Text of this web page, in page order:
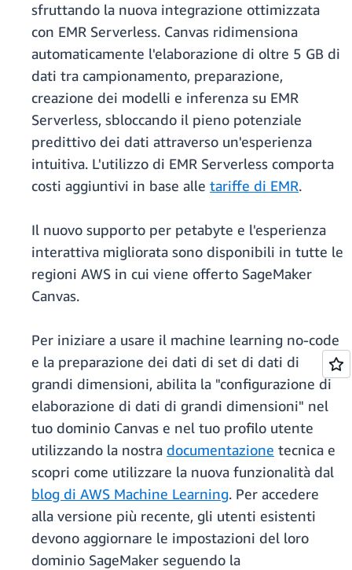
sfruttando la nuova integrazione ottimizzata
con EMR Serverless. Canvas ridimensiona
automaticamente l'elaborazione di oltre 5 GB di
dati tra campionamento, preparazione,
creazione dei modelli e inferenza su EMR
Serverless, sbloccando il pieno potenziale
predittivo dei dati attraverso un'esperienza
intuitiva. L'utilizzo di EMR Serverless comporta
costi aggiuntivi in base alle tariffe di EMR.
Il nuovo supporto per petabyte e l'esperienza
interattiva migliorata sono disponibili in tutte le
regioni AWS in cui viene offerto SageMaker
Canvas.
Per iniziare a usare il machine learning no-code
e la preparazione dei dati di set di dati di
grandi dimensioni, abilita la "configurazione di
elaborazione di dati di grandi dimensioni" nel
tuo dominio Canvas e nel tuo profilo utente
utilizzando la nostra documentazione tecnica e
scopri come utilizzare la nuova funzionalità dal
blog di AWS Machine Learning. Per accedere
alla versione più recente, gli utenti esistenti
devono aggiornare le impostazioni del loro
dominio SageMaker seguendo la